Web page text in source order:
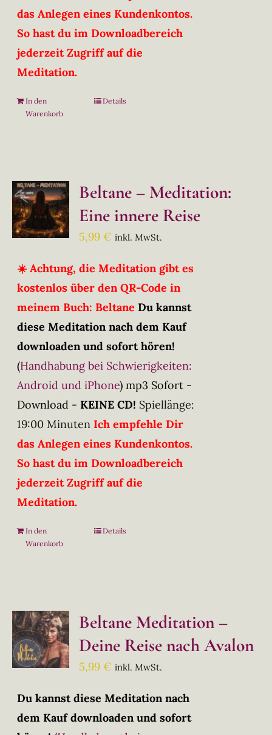
das Anlegen eines Kundenkontos.
So hast du im Downloadbereich
jederzeit Zugriff auf die
Meditation.
In den
Warenkorb
Details
Beltane – Meditation:
Eine innere Reise
5,99€ inkl. MwSt.
☀️ Achtung, die Meditation gibt es
kostenlos über den QR-Code in
meinem Buch: Beltane Du kannst
diese Meditation nach dem Kauf
downloaden und sofort hören!
(Handhabung bei Schwierigkeiten:
Android und iPhone) mp3 Sofort -
Download - KEINE CD! Spiellänge:
19:00 Minuten Ich empfehle Dir
das Anlegen eines Kundenkontos.
So hast du im Downloadbereich
jederzeit Zugriff auf die
Meditation.
In den
Warenkorb
Details
Beltane Meditation –
Deine Reise nach Avalon
5,99€ inkl. MwSt.
Du kannst diese Meditation nach
dem Kauf downloaden und sofort